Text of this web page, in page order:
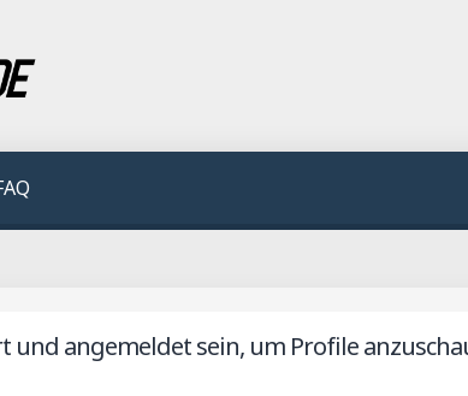
und angemeldet sein, um Profile